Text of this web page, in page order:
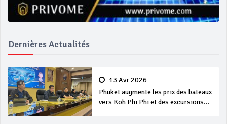
Dernières Actualités
13 Avr 2026
Phuket augmente les prix des bateaux
vers Koh Phi Phi et des excursions